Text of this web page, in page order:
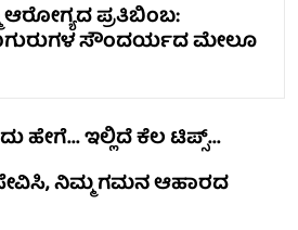
ಪ್ರತಿಬಿಂಬ:
ಉಗುರುಗಳ ಸೌಂದರ್ಯದ ಮೇಲೂ
ಹೇಗೆ... ಇಲ್ಲಿದೆ ಕೆಲ ಟಿಪ್ಸ್...
ನಿಮ್ಮ ಗಮನ ಆಹಾರದ